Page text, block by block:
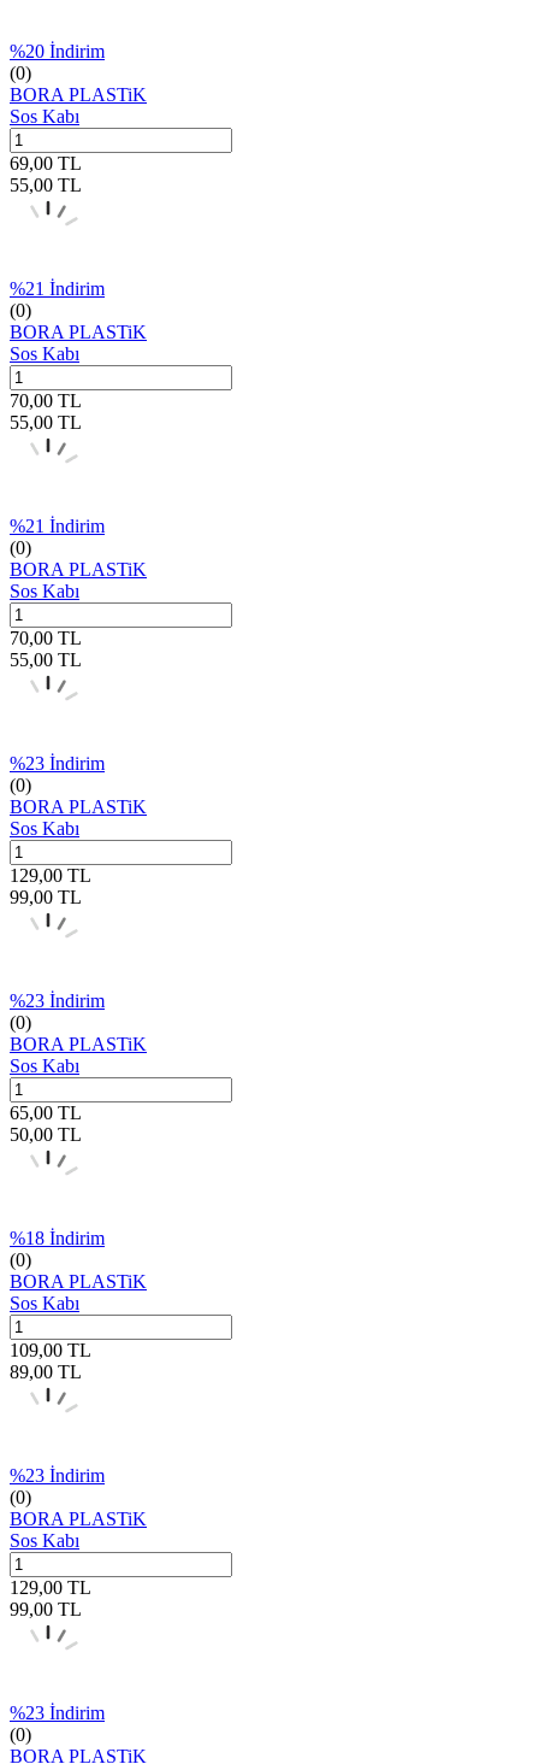
%20 İndirim
(0)
BORA PLASTiK
Sos Kabı
69,00 TL
55,00 TL
%21 İndirim
(0)
BORA PLASTiK
Sos Kabı
70,00 TL
55,00 TL
%21 İndirim
(0)
BORA PLASTiK
Sos Kabı
70,00 TL
55,00 TL
%23 İndirim
(0)
BORA PLASTiK
Sos Kabı
129,00 TL
99,00 TL
%23 İndirim
(0)
BORA PLASTiK
Sos Kabı
65,00 TL
50,00 TL
%18 İndirim
(0)
BORA PLASTiK
Sos Kabı
109,00 TL
89,00 TL
%23 İndirim
(0)
BORA PLASTiK
Sos Kabı
129,00 TL
99,00 TL
%23 İndirim
(0)
BORA PLASTiK